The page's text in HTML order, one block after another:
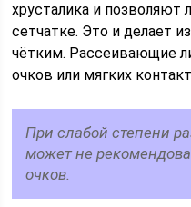
хрусталика и позволяют
сетчатке. Это и делает
чётким. Рассеивающие
очков или мягких
При слабой степени
может не
очков.